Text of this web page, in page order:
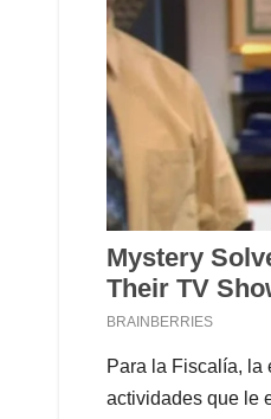
Para la Fiscalía, la
actividades que le